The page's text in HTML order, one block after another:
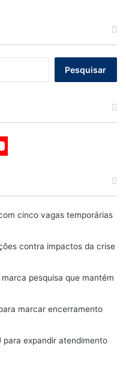
cinco vagas temporárias
contra impactos da crise
pesquisa que mantém
marcar encerramento
para expandir atendimento